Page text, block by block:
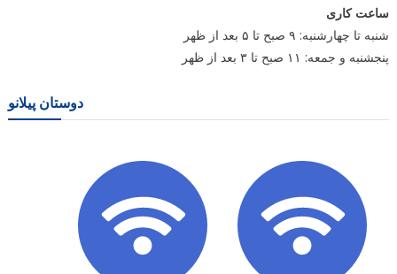
ساعت کاری
شنبه تا چهارشنبه: ۹ صبح تا ۵ بعد از ظهر
پنجشنبه و جمعه: ۱۱ صبح تا ۳ بعد از ظهر
دوستان پیلانو